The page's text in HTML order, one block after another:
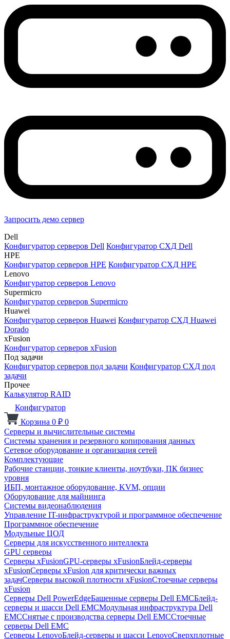
Запросить демо сервер
Dell
Конфигуратор серверов Dell Конфигуратор СХД Dell
HPE
Конфигуратор серверов HPE Конфигуратор СХД HPE
Lenovo
Конфигуратор серверов Lenovo
Supermicro
Конфигуратор серверов Supermicro
Huawei
Конфигуратор серверов Huawei Конфигуратор СХД Huawei
Dorado
xFusion
Конфигуратор серверов xFusion
Под задачи
Конфигуратор серверов под задачи Конфигуратор СХД под
задачи
Прочее
Калькулятор RAID
Конфигуратор
Корзина 0 ₽ 0
Серверы и вычислительные системы
Системы хранения и резервного копирования данных
Сетевое оборудование и организация сетей
Комплектующие
Рабочие станции, тонкие клиенты, ноутбуки, ПК бизнес
уровня
ИБП, монтажное оборудование, KVM, опции
Оборудование для майнинга
Системы видеонаблюдения
Управление IT-инфраструктурой и программное обеспечение
Программное обеспечение
Модульные ЦОД
Серверы для искусственного интеллекта
GPU серверы
Серверы xFusionGPU-серверы xFusionБлейд-серверы
xFusionСерверы xFusion для критически важных
задачСерверы высокой плотности xFusionСтоечные серверы
xFusion
Серверы Dell PowerEdgeБашенные серверы Dell EMCБлейд-
серверы и шасси Dell EMCМодульная инфраструктура Dell
EMCСнятые с производства серверы Dell EMCСтоечные
серверы Dell EMC
Серверы LenovoБлейд-серверы и шасси LenovoСверхплотные